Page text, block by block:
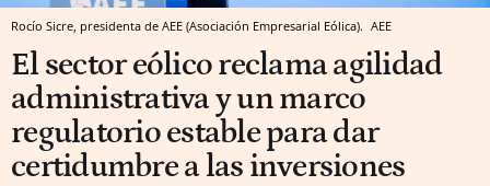
Rocío Sicre, presidenta de AEE (Asociación Empresarial Eólica). AEE
El sector eólico reclama agilidad
administrativa y un marco
regulatorio estable para dar
certidumbre a las inversiones